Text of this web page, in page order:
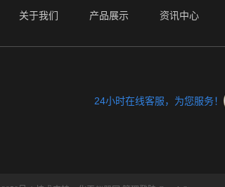
关于我们 产品展示 资讯中心
24小时在线客服，为您服务！